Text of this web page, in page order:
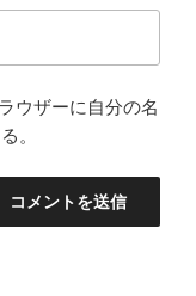
ウザーに自分の名
。